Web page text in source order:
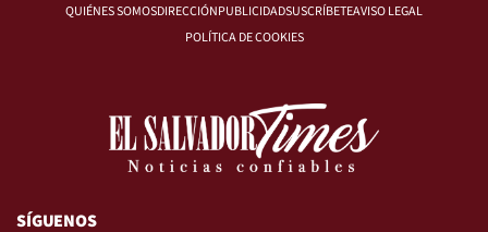
QUIÉNES SOMOSDIRECCIÓNPUBLICIDADSUSCRÍBETEAVISO LEGAL
POLÍTICA DE COOKIES
SÍGUENOS